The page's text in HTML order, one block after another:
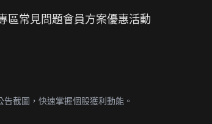
區常見問題會員方案優惠活動
截圖，快速掌握個股獲利動能。